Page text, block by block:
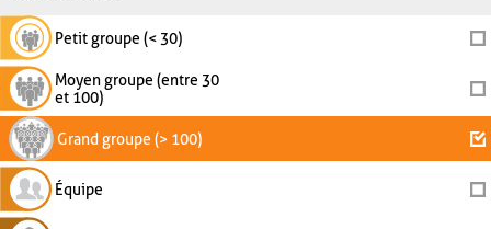
Petit groupe (< 30)
Moyen groupe (entre 30
et 100)
Grand groupe (> 100)
Équipe